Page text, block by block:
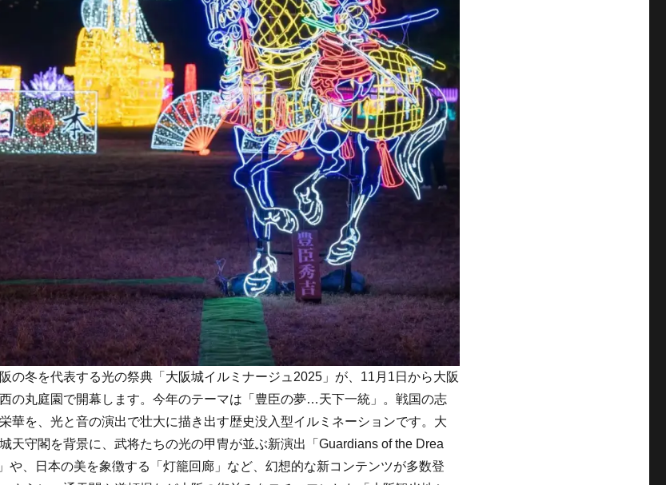
の冬を代表する光の祭典「大阪城イルミナージュ2025」が、11月1日から大阪
の丸庭園で開幕します。今年のテーマは「豊臣の夢…天下一統」。戦国の志
華を、光と音の演出で壮大に描き出す歴史没入型イルミネーションです。大
天守閣を背景に、武将たちの光の甲冑が並ぶ新演出「Guardians of the Drea
や、日本の美を象徴する「灯籠回廊」など、幻想的な新コンテンツが多数登